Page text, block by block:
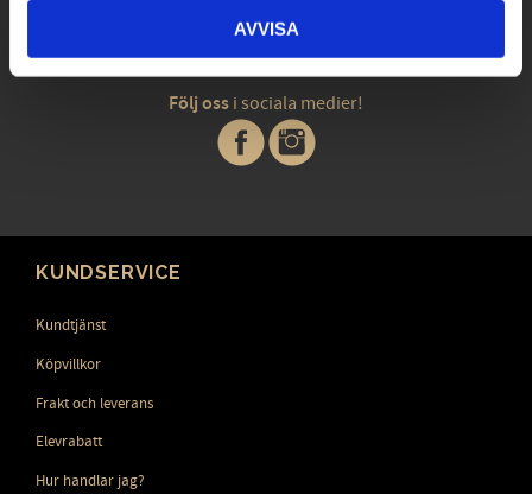
AVVISA
Följ oss i sociala medier!
KUNDSERVICE
Kundtjänst
Köpvillkor
Frakt och leverans
Elevrabatt
Hur handlar jag?